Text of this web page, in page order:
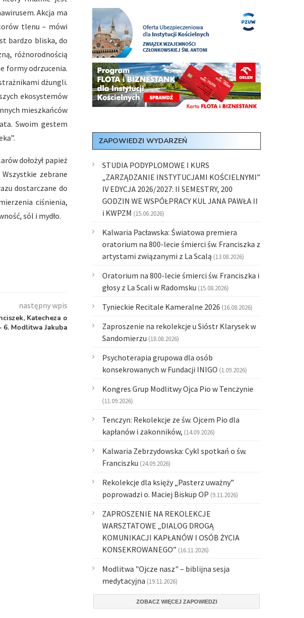
Akcja ma
tlenu – mówi
bardzo bliska, do
różnorodnością
formy odrzucenia.
dżungli.
ekosystemów
mieszkańców
Swoim gestem
dołożył papież
zebrane
dostarczane do
ciśnienia,
sól i mydło.
następny wpis
Katecheza o
6. Modlitwa Jakuba
ZAPOWIEDZI WYDARZEŃ
STUDIA PODYPLOMOWE I KURS
„ZARZĄDZANIE INSTYTUCJAMI KOŚCIELNYMI”
IV EDYCJA 2026/2027: II SEMESTRY, 200
GODZIN WE WSPÓŁPRACY KUL JANA PAWŁA II
i KWPZM (15.06.2026)
Kalwaria Pacławska: Światowa premiera
oratorium na 800-lecie śmierci św. Franciszka z
artystami związanymi z La Scalą (13.08.2026)
Oratorium na 800-lecie śmierci św. Franciszka i
głosy z La Scali w Radomsku (15.08.2026)
Tynieckie Recitale Kameralne 2026 (16.08.2026)
Zaproszenie na rekolekcje u Sióstr Klarysek w
Sandomierzu (18.08.2026)
Psychoterapia grupowa dla osób
konsekrowanych w Fundacji INIGO (1.09.2026)
Kongres Grup Modlitwy Ojca Pio w Tenczynie
(11.09.2026)
Tenczyn: Rekolekcje ze św. Ojcem Pio dla
kapłanów i zakonników, (14.09.2026)
Kalwaria Zebrzydowska: Cykl spotkań o św.
Franciszku (24.09.2026)
Rekolekcje dla księży „Pasterz uważny”
poprowadzi o. Maciej Biskup OP (9.11.2026)
ZAPROSZENIE NA REKOLEKCJE
WARSZTATOWE „DIALOG DROGĄ
KOMUNIKACJI KAPŁANÓW I OSÓB ŻYCIA
KONSEKROWANEGO” (16.11.2026)
Modlitwa "Ojcze nasz" – biblijna sesja
medytacyjna (19.11.2026)
ZOBACZ WIĘCEJ ZAPOWIEDZI